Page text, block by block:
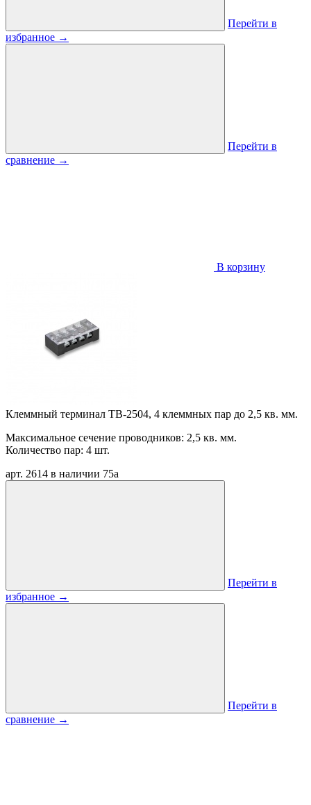
Перейти в
избранное →
Перейти в
сравнение →
В корзину
Клеммный терминал TB-2504, 4 клеммных пар до 2,5 кв. мм.
Максимальное сечение проводников: 2,5 кв. мм.
Количество пар: 4 шт.
арт. 2614 в наличии 75a
Перейти в
избранное →
Перейти в
сравнение →